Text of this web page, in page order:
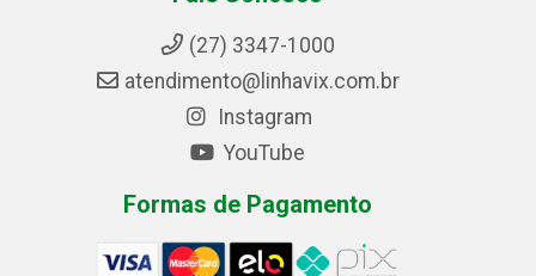
(27) 3347-1000
atendimento@linhavix.com.br
Instagram
YouTube
Formas de Pagamento